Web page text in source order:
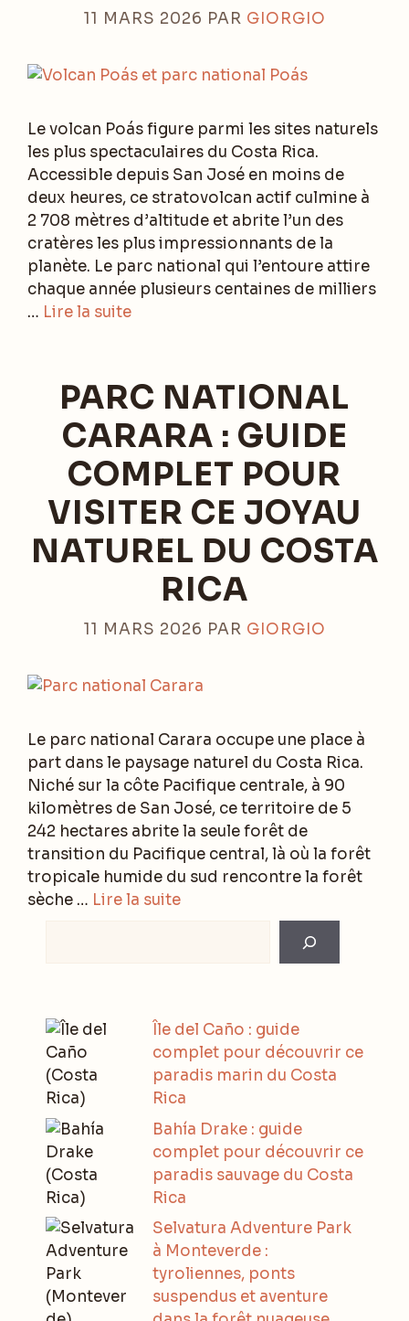
11 MARS 2026 PAR GIORGIO
Le volcan Poás figure parmi les sites naturels
les plus spectaculaires du Costa Rica.
Accessible depuis San José en moins de
deux heures, ce stratovolcan actif culmine à
2 708 mètres d’altitude et abrite l’un des
cratères les plus impressionnants de la
planète. Le parc national qui l’entoure attire
chaque année plusieurs centaines de milliers
… Lire la suite
PARC NATIONAL
CARARA : GUIDE
COMPLET POUR
VISITER CE JOYAU
NATUREL DU COSTA
RICA
11 MARS 2026 PAR GIORGIO
Le parc national Carara occupe une place à
part dans le paysage naturel du Costa Rica.
Niché sur la côte Pacifique centrale, à 90
kilomètres de San José, ce territoire de 5
242 hectares abrite la seule forêt de
transition du Pacifique central, là où la forêt
tropicale humide du sud rencontre la forêt
sèche … Lire la suite
Île del Caño : guide
complet pour découvrir ce
paradis marin du Costa
Rica
Bahía Drake : guide
complet pour découvrir ce
paradis sauvage du Costa
Rica
Selvatura Adventure Park
à Monteverde :
tyroliennes, ponts
suspendus et aventure